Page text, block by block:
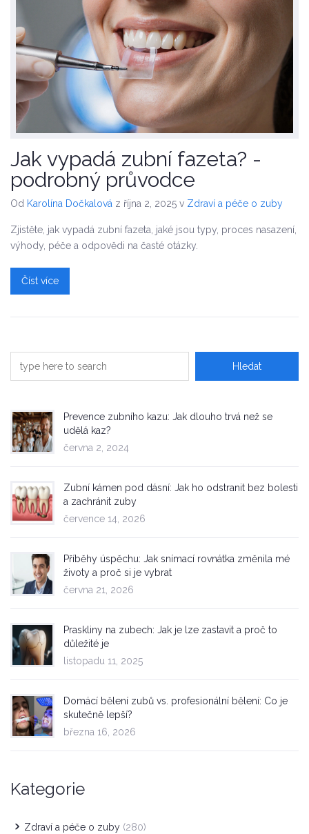
Jak vypadá zubní fazeta? -
podrobný průvodce
Od Karolína Dočkalová z října 2, 2025 v Zdraví a péče o zuby
Zjistěte, jak vypadá zubní fazeta, jaké jsou typy, proces nasazení,
výhody, péče a odpovědi na časté otázky.
Číst více
Prevence zubního kazu: Jak dlouho trvá než se
udělá kaz?
června 2, 2024
Zubní kámen pod dásní: Jak ho odstranit bez bolesti
a zachránit zuby
července 14, 2026
Příběhy úspěchu: Jak snímací rovnátka změnila mé
životy a proč si je vybrat
června 21, 2026
Praskliny na zubech: Jak je lze zastavit a proč to
důležité je
listopadu 11, 2025
Domácí bělení zubů vs. profesionální bělení: Co je
skutečně lepší?
března 16, 2026
Kategorie
Zdraví a péče o zuby (280)